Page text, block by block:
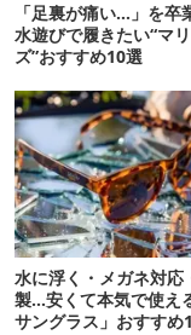
「足裏が痛い…」を卒
水遊びで履きたい“マ
ズ”おすすめ10選
水に浮く・メガネ対応
製…安くて本気で使え
サングラス」おすすめ